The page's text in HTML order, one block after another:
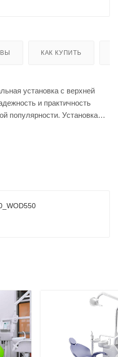
КАК КУПИТЬ
установка с верхней
и практичность
популярности. Установка
качественной и
на 90o, выполнена двух
с двумя подлокотниками.
температуры
верхнюю подачу
у стоматологов.